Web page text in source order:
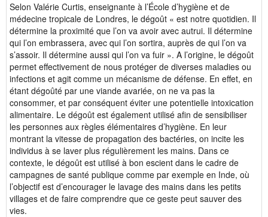
Selon Valérie Curtis, enseignante à l’École d’hygiène et de
médecine tropicale de Londres, le dégoût « est notre quotidien. Il
détermine la proximité que l’on va avoir avec autrui. Il détermine
qui l’on embrassera, avec qui l’on sortira, auprès de qui l’on va
s’assoir. Il détermine aussi qui l’on va fuir ». A l’origine, le dégoût
permet effectivement de nous protéger de diverses maladies ou
infections et agit comme un mécanisme de défense. En effet, en
étant dégoûté par une viande avariée, on ne va pas la
consommer, et par conséquent éviter une potentielle intoxication
alimentaire. Le dégoût est également utilisé afin de sensibiliser
les personnes aux règles élémentaires d’hygiène. En leur
montrant la vitesse de propagation des bactéries, on incite les
individus à se laver plus régulièrement les mains. Dans ce
contexte, le dégoût est utilisé à bon escient dans le cadre de
campagnes de santé publique comme par exemple en Inde, où
l’objectif est d’encourager le lavage des mains dans les petits
villages et de faire comprendre que ce geste peut sauver des
vies.